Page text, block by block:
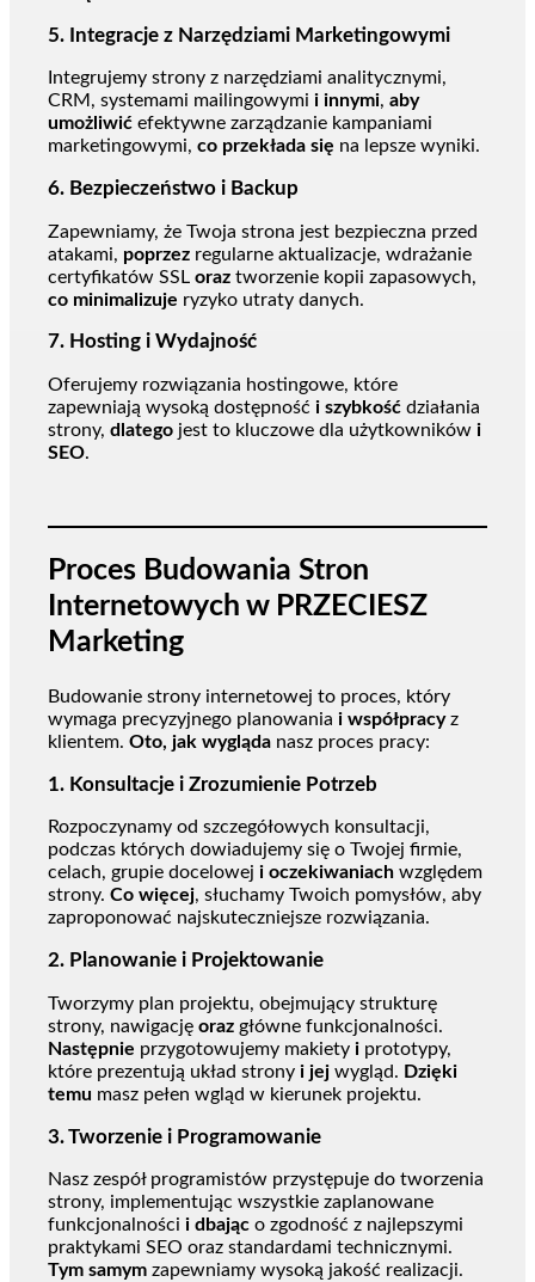
5. Integracje z Narzędziami Marketingowymi
Integrujemy strony z narzędziami analitycznymi,
CRM, systemami mailingowymi i innymi, aby
umożliwić efektywne zarządzanie kampaniami
marketingowymi, co przekłada się na lepsze wyniki.
6. Bezpieczeństwo i Backup
Zapewniamy, że Twoja strona jest bezpieczna przed
atakami, poprzez regularne aktualizacje, wdrażanie
certyfikatów SSL oraz tworzenie kopii zapasowych,
co minimalizuje ryzyko utraty danych.
7. Hosting i Wydajność
Oferujemy rozwiązania hostingowe, które
zapewniają wysoką dostępność i szybkość działania
strony, dlatego jest to kluczowe dla użytkowników i
SEO.
Proces Budowania Stron
Internetowych w PRZECIESZ
Marketing
Budowanie strony internetowej to proces, który
wymaga precyzyjnego planowania i współpracyz
klientem. Oto, jak wygląda nasz proces pracy:
1. Konsultacje i Zrozumienie Potrzeb
Rozpoczynamy od szczegółowych konsultacji,
podczas których dowiadujemy się o Twojej firmie,
celach, grupie docelowej i oczekiwaniach względem
strony. Co więcej, słuchamy Twoich pomysłów, aby
zaproponować najskuteczniejsze rozwiązania.
2. Planowanie i Projektowanie
Tworzymy plan projektu, obejmujący strukturę
strony, nawigację oraz główne funkcjonalności.
Następnie przygotowujemy makiety i prototypy,
które prezentują układ strony i jej wygląd. Dzięki
temu masz pełen wgląd w kierunek projektu.
3.Tworzenie i Programowanie
Nasz zespół programistów przystępuje do tworzenia
strony, implementując wszystkie zaplanowane
funkcjonalności i dbając o zgodność z najlepszymi
praktykami SEO oraz standardami technicznymi.
Tym samym zapewniamy wysoką jakość realizacji.